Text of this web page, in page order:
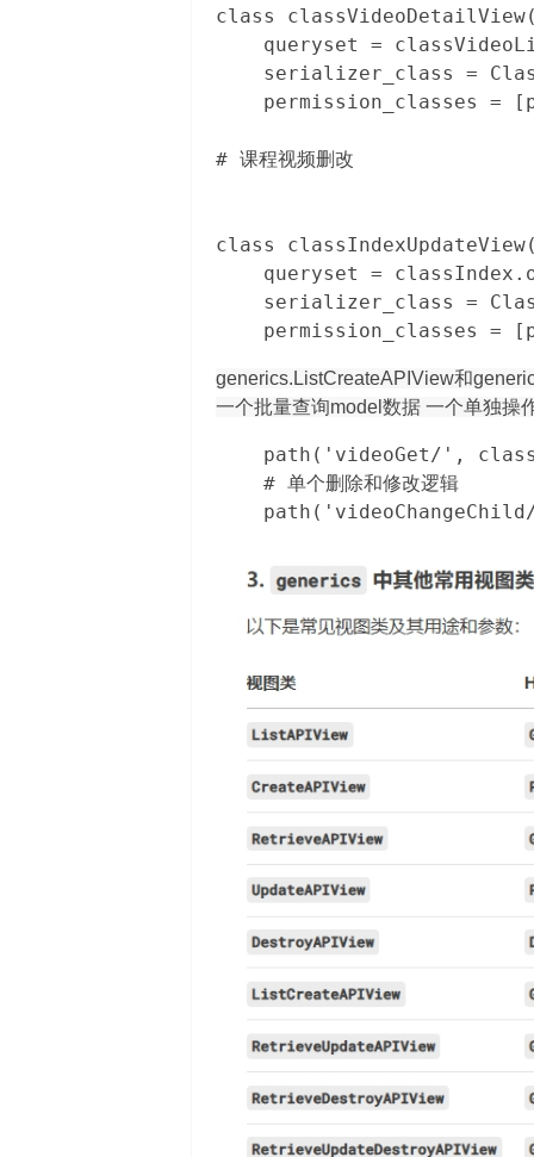
class
queryset =
serializer_class =
permission_classes =
# 课程视频删改
class
queryset =
serializer_class =
permission_classes =
generics.ListCreateAPIView和
一个批量查询model数据 一个单独操
path('videoGet/',
# 单个删除和修改逻辑
path('videoChangeChild/